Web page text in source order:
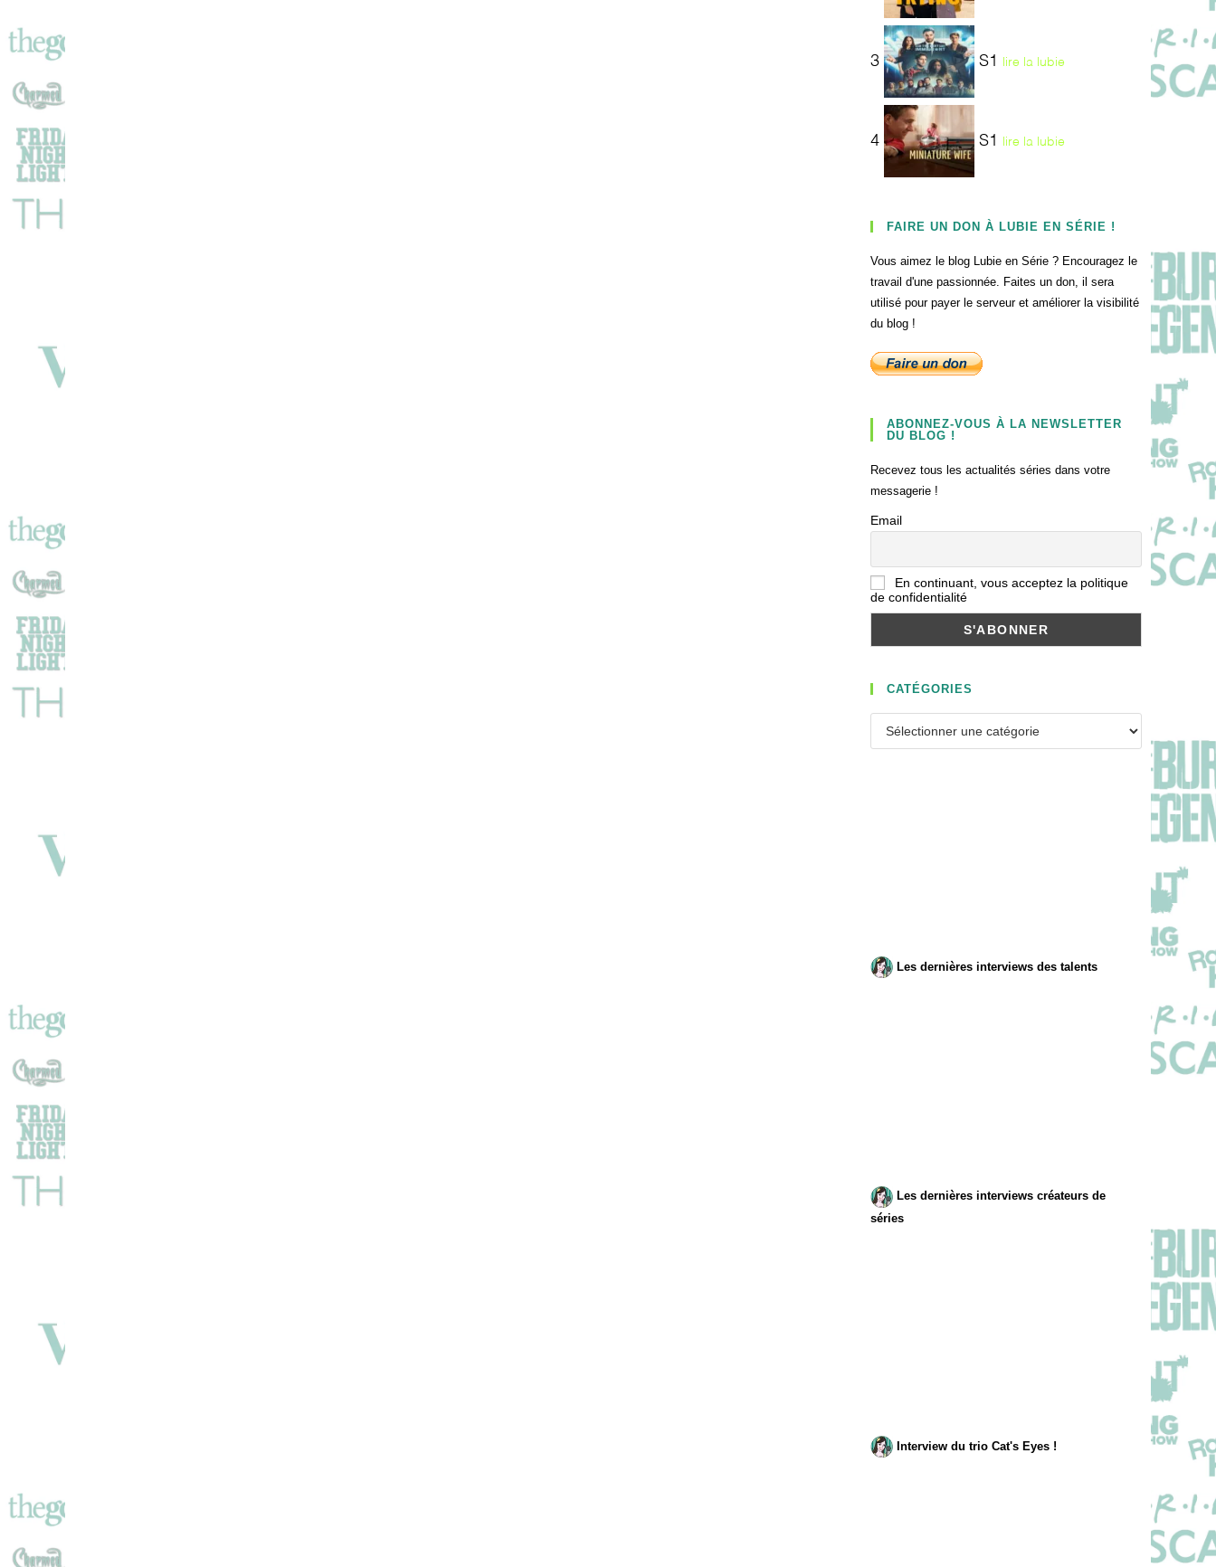
3 S1 lire la lubie
4 S1 lire la lubie
FAIRE UN DON À LUBIE EN SÉRIE !
Vous aimez le blog Lubie en Série ? Encouragez le
travail d'une passionnée. Faites un don, il sera
utilisé pour payer le serveur et améliorer la visibilité
du blog !
ABONNEZ-VOUS À LA NEWSLETTER
DU BLOG !
Recevez tous les actualités séries dans votre
messagerie !
Email
En continuant, vous acceptez la politique
de confidentialité
CATÉGORIES
Les dernières interviews des talents
Les dernières interviews créateurs de
séries
Interview du trio Cat's Eyes !